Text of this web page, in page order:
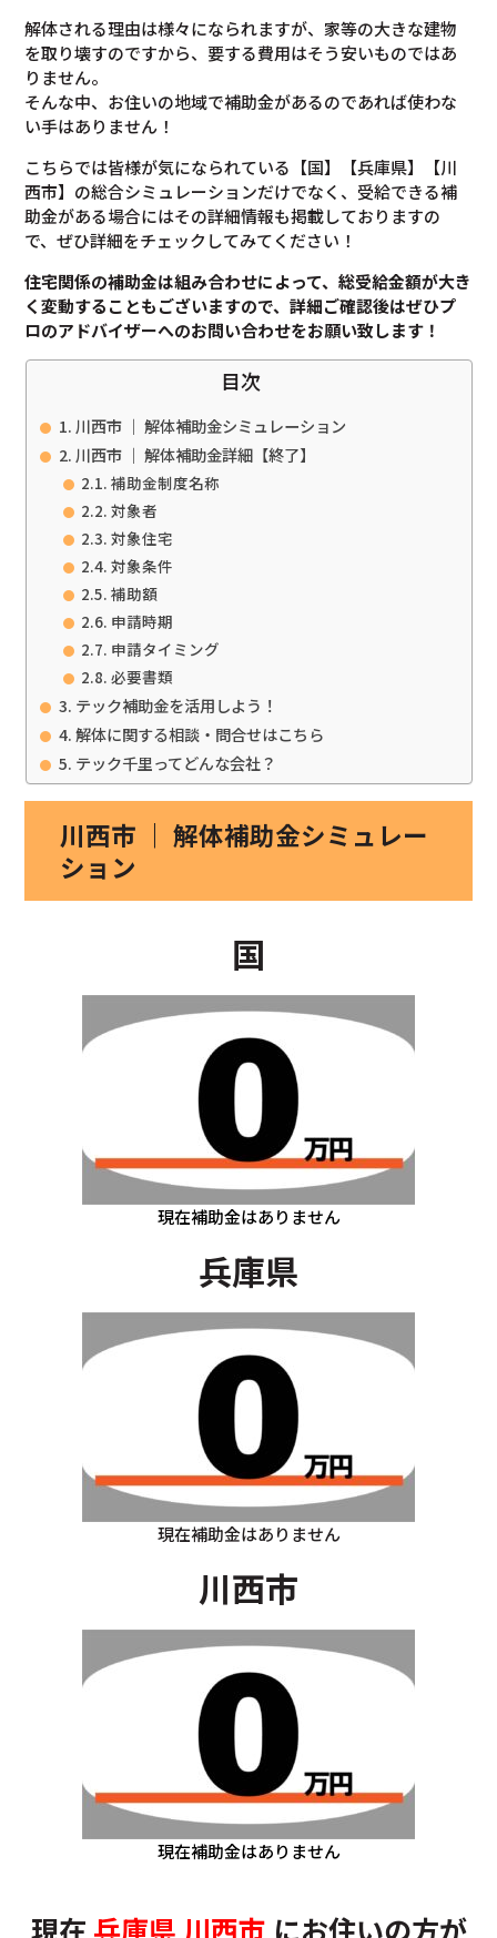
解体される理由は様々になられますが、家等の大きな建物
を取り壊すのですから、要する費用はそう安いものではあ
りません。
そんな中、お住いの地域で補助金があるのであれば使わな
い手はありません！
こちらでは皆様が気になられている【国】【兵庫県】【川
西市】の総合シミュレーションだけでなく、受給できる補
助金がある場合にはその詳細情報も掲載しておりますの
で、ぜひ詳細をチェックしてみてください！
住宅関係の補助金は組み合わせによって、総受給金額が大き
く変動することもございますので、詳細ご確認後はぜひプ
ロのアドバイザーへのお問い合わせをお願い致します！
目次
川西市 ｜ 解体補助金シミュレーション
川西市 ｜ 解体補助金詳細【終了】
補助金制度名称
対象者
対象住宅
対象条件
補助額
申請時期
申請タイミング
必要書類
テック補助金を活用しよう！
解体に関する相談・問合せはこちら
テック千里ってどんな会社？
川西市 ｜ 解体補助金シミュレー
ション
国
現在補助金はありません
兵庫県
現在補助金はありません
川西市
現在補助金はありません
現在 兵庫県 川西市 にお住いの方が